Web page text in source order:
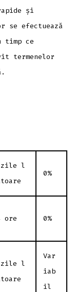
și
se efectuează
ce
termenelor
zile l
0%
ore 0%
zile l
Var
iab
il